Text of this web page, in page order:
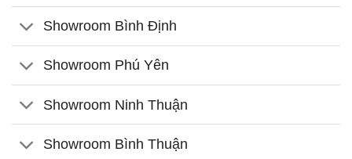
Showroom Bình Định
Showroom Phú Yên
Showroom Ninh Thuận
Showroom Bình Thuận